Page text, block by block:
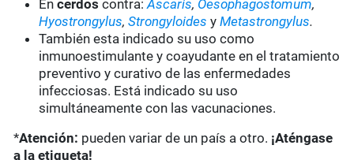
Encerdos contra: Ascaris, Oesophagostomum,
Hyostrongylus,Strongyloides y Metastrongylus.
También esta indicado su uso como
inmunoestimulante y coayudante en el tratamiento
preventivo y curativo de las enfermedades
infecciosas. Está indicado su uso
simultáneamente con las vacunaciones.
*Atención: pueden variar de un país a otro. ¡Aténgase
a la etiqueta!